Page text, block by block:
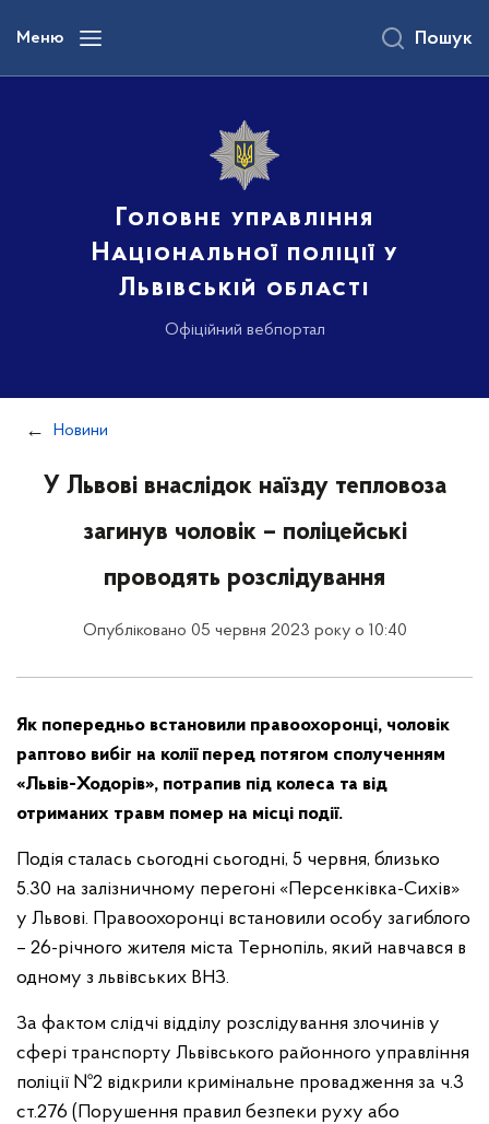
вмісту
Меню
Головне управління
Національної поліції у
Львівській області
Офіційний вебпортал
Пошук
Новини
У Львові внаслідок наїзду тепловоза
загинув чоловік – поліцейські
проводять розслідування
Опубліковано 05 червня 2023 року о 10:40
Як попередньо встановили правоохоронці, чоловік
раптово вибіг на колії перед потягом сполученням
«Львів-Ходорів», потрапив під колеса та від
отриманих травм помер на місці події.
Подія сталась сьогодні сьогодні, 5 червня, близько
5.30 на залізничному перегоні «Персенківка-Сихів»
у Львові. Правоохоронці встановили особу загиблого
– 26-річного жителя міста Тернопіль, який навчався в
одному з львівських ВНЗ.
За фактом слідчі відділу розслідування злочинів у
сфері транспорту Львівського районного управління
поліції №2 відкрили кримінальне провадження за ч.3
ст.276 (Порушення правил безпеки руху або